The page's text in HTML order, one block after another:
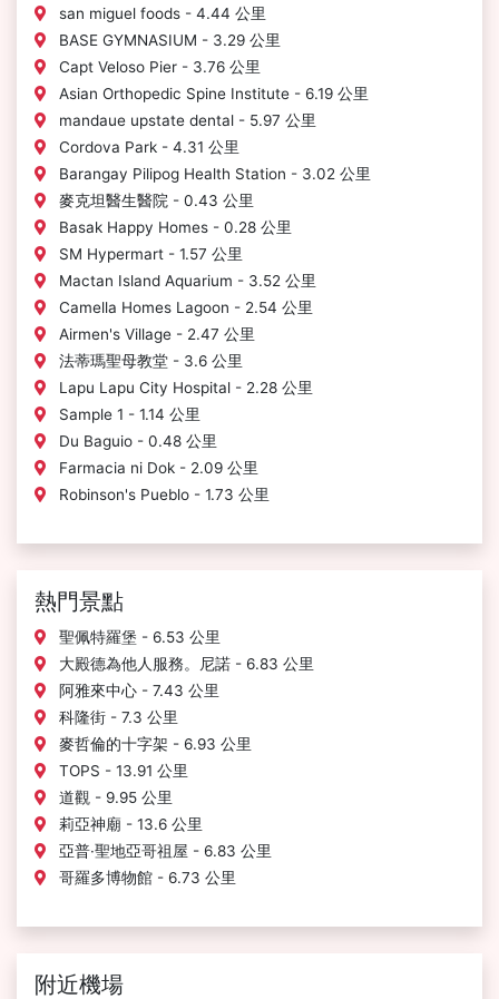
san miguel foods - 4.44 公里
BASE GYMNASIUM - 3.29 公里
Capt Veloso Pier - 3.76 公里
Asian Orthopedic Spine Institute - 6.19 公里
mandaue upstate dental - 5.97 公里
Cordova Park - 4.31 公里
Barangay Pilipog Health Station - 3.02 公里
麥克坦醫生醫院 - 0.43 公里
Basak Happy Homes - 0.28 公里
SM Hypermart - 1.57 公里
Mactan Island Aquarium - 3.52 公里
Camella Homes Lagoon - 2.54 公里
Airmen's Village - 2.47 公里
法蒂瑪聖母教堂 - 3.6 公里
Lapu Lapu City Hospital - 2.28 公里
Sample 1 - 1.14 公里
Du Baguio - 0.48 公里
Farmacia ni Dok - 2.09 公里
Robinson's Pueblo - 1.73 公里
熱門景點
聖佩特羅堡 - 6.53 公里
大殿德為他人服務。尼諾 - 6.83 公里
阿雅來中心 - 7.43 公里
科隆街 - 7.3 公里
麥哲倫的十字架 - 6.93 公里
TOPS - 13.91 公里
道觀 - 9.95 公里
莉亞神廟 - 13.6 公里
亞普·聖地亞哥祖屋 - 6.83 公里
哥羅多博物館 - 6.73 公里
附近機場